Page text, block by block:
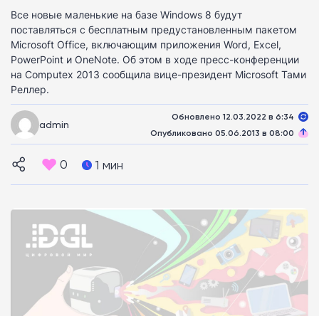
Все новые маленькие на базе Windows 8 будут
поставляться с бесплатным предустановленным пакетом
Microsoft Office, включающим приложения Word, Excel,
PowerPoint и OneNote. Об этом в ходе пресс-конференции
на Computex 2013 сообщила вице-президент Microsoft Тами
Реллер.
admin
Обновлено 12.03.2022 в 6:34
Опубликовано 05.06.2013 в 08:00
0 1 мин